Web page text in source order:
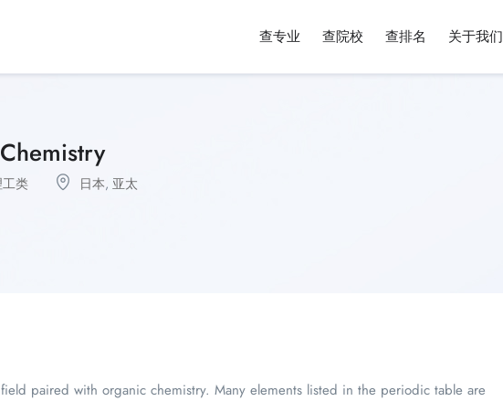
查专业 查院校 查排名 关于我们
类 日本, 亚太
paired with organic chemistry. Many elements listed in the periodic table are